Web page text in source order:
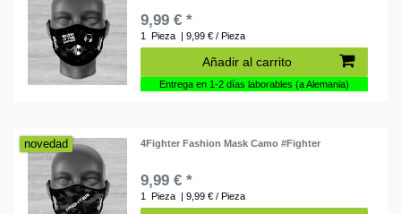
9,99 € *
1 Pieza | 9,99 € / Pieza
Añadir al carrito
Entrega en 1-2 días laborables (a Alemania)
novedad 4Fighter Fashion Mask Camo #Fighter
9,99 € *
1 Pieza | 9,99 € / Pieza